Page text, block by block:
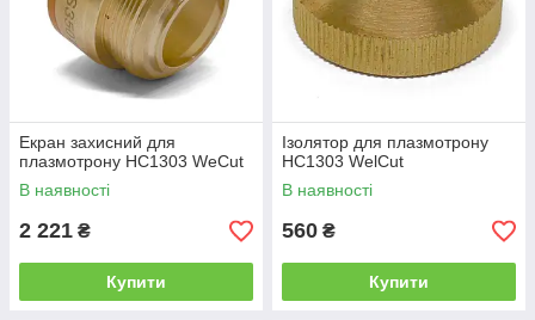
Екран захисний для
плазмотрону HC1303 WeCut
В наявності
2 221 ₴
Купити
Ізолятор для плазмотрону
HC1303 WelCut
В наявності
560 ₴
Купити